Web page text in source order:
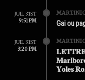
JUIL 31ST
9:51 PM
Gai ou
JUIL 31ST
3:20 PM
𝐋𝐄𝐓𝐓𝐑𝐄
𝐘𝐨𝐥𝐞𝐬